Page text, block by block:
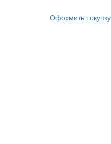
Оформить покупку